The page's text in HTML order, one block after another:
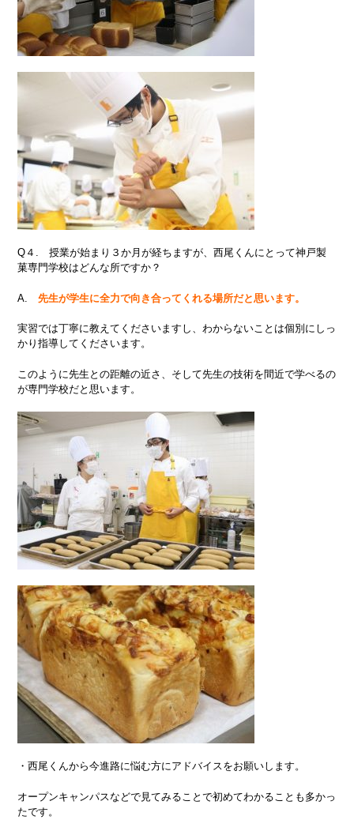
Q４. 授業が始まり３か月が経ちますが、西尾くんにとって神戸製
菓専門学校はどんな所ですか？
A.先生が学生に全力で向き合ってくれる場所だと思います。
実習では丁寧に教えてくださいますし、わからないことは個別にしっ
かり指導してくださいます。
このように先生との距離の近さ、そして先生の技術を間近で学べるの
が専門学校だと思います。
・西尾くんから今進路に悩む方にアドバイスをお願いします。
オープンキャンパスなどで見てみることで初めてわかることも多かっ
たです。